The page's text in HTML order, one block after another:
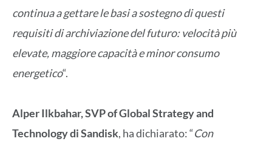
continua a gettare le basi a sostegno di questi
requisiti di archiviazione del futuro: velocità più
elevate, maggiore capacità e minor consumo
energetico“.
Alper Ilkbahar, SVP of Global Strategy and
Technology di Sandisk, ha dichiarato: “Con